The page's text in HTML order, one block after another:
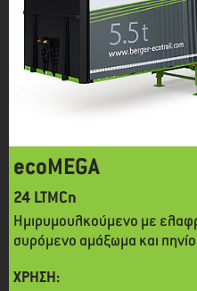
ecoMEGA
24 LTMCn
Ημιρυμουλκούμενο με
συρόμενο αμάξωμα και
ΧΡΗΣΗ: